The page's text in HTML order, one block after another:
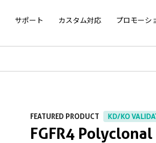
サポート カスタム対応 プロモーシ
FEATURED PRODUCT KD/KO
FGFR4